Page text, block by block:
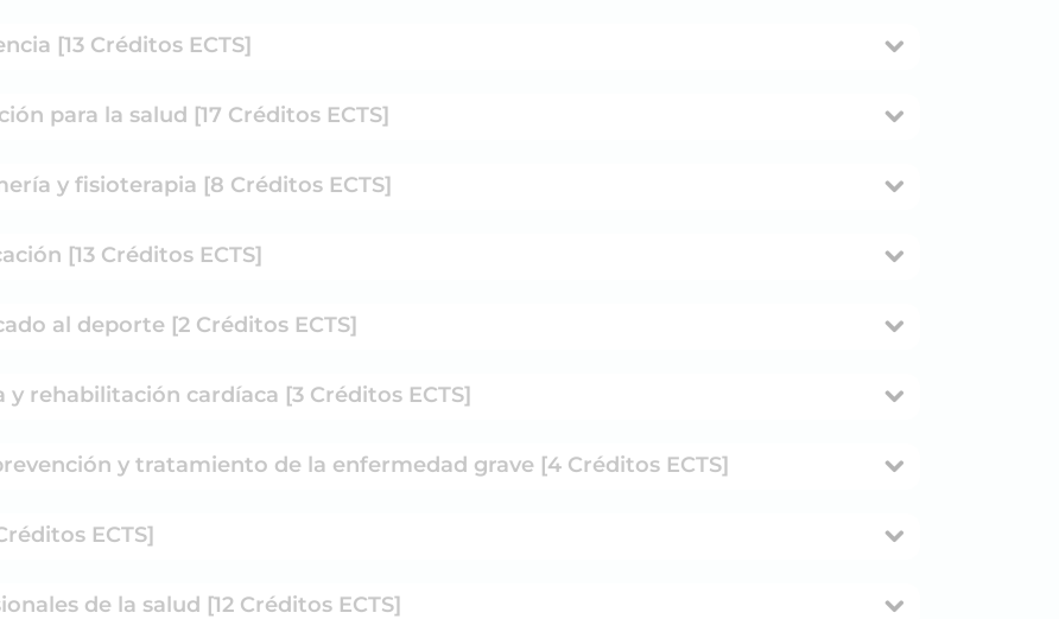
[13 Créditos ECTS]
para la salud [17 Créditos ECTS]
y fisioterapia [8 Créditos ECTS]
[13 Créditos ECTS]
al deporte [2 Créditos ECTS]
rehabilitación cardíaca [3 Créditos ECTS]
y tratamiento de la enfermedad grave [4 Créditos ECTS]
ECTS]
de la salud [12 Créditos ECTS]